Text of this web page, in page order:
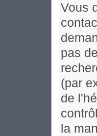
Vous
pas
(par
de
la